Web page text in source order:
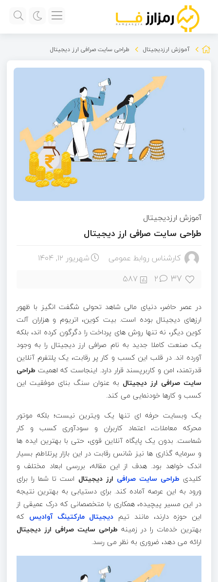
آموزش ارزدیجیتال طراحی سایت صرافی ارز دیجیتال
آموزش ارزدیجیتال
طراحی سایت صرافی ارز دیجیتال
کارشناس روابط عمومی شهریور ۱۲, ۱۴۰۴
37
2
587
در عصر حاضر، دنیای مالی شاهد تحولی شگفت انگیز با ظهور
ارزهای دیجیتال بوده است. بیت کوین، اتریوم و هزاران آلت
کوین دیگر، نه تنها روش های پرداخت را دگرگون کرده اند، بلکه
یک صنعت کاملا جدید به نام صرافی ارز دیجیتال را به وجود
آورده اند. در قلب این کسب و کار پر رقابت، یک پلتفرم آنلاین
قدرتمند، امن و کاربرپسند قرار دارد. اینجاست که اهمیت طراحی
سایت صرافی ارز دیجیتال به عنوان سنگ بنای موفقیت این
کسب و کارها خودنمایی می کند.
یک وبسایت حرفه ای تنها یک ویترین نیست؛ بلکه موتور
محرکه معاملات، اعتماد کاربران و سودآوری کسب و کار
شماست. بدون یک پایگاه آنلاین قوی، حتی با بهترین ایده ها
و سرمایه گذاری ها نیز شانس رقابت در این بازار پرتلاطم بسیار
اندک خواهد بود. هدف از این مقاله، بررسی ابعاد مختلف و
کلیدی طراحی سایت صرافی ارز دیجیتال است تا شما را برای
ورود به این عرصه آماده کند. برای دستیابی به بهترین نتیجه
در این مسیر پیچیده، همکاری با متخصصانی که درک عمیقی از
این حوزه دارند، مانند تیم دیجیتال مارکتینگ آوادیس که
بهترین خدمات را در زمینه طراحی سایت صرافی ارز دیجیتال
ارائه می دهد، ضروری به نظر می رسد.